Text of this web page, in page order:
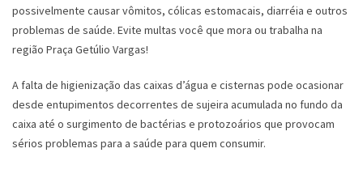
possivelmente causar vômitos, cólicas estomacais, diarréia e outros
problemas de saúde. Evite multas você que mora ou trabalha na
região Praça Getúlio Vargas!
A falta de higienização das caixas d’água e cisternas pode ocasionar
desde entupimentos decorrentes de sujeira acumulada no fundo da
caixa até o surgimento de bactérias e protozoários que provocam
sérios problemas para a saúde para quem consumir.